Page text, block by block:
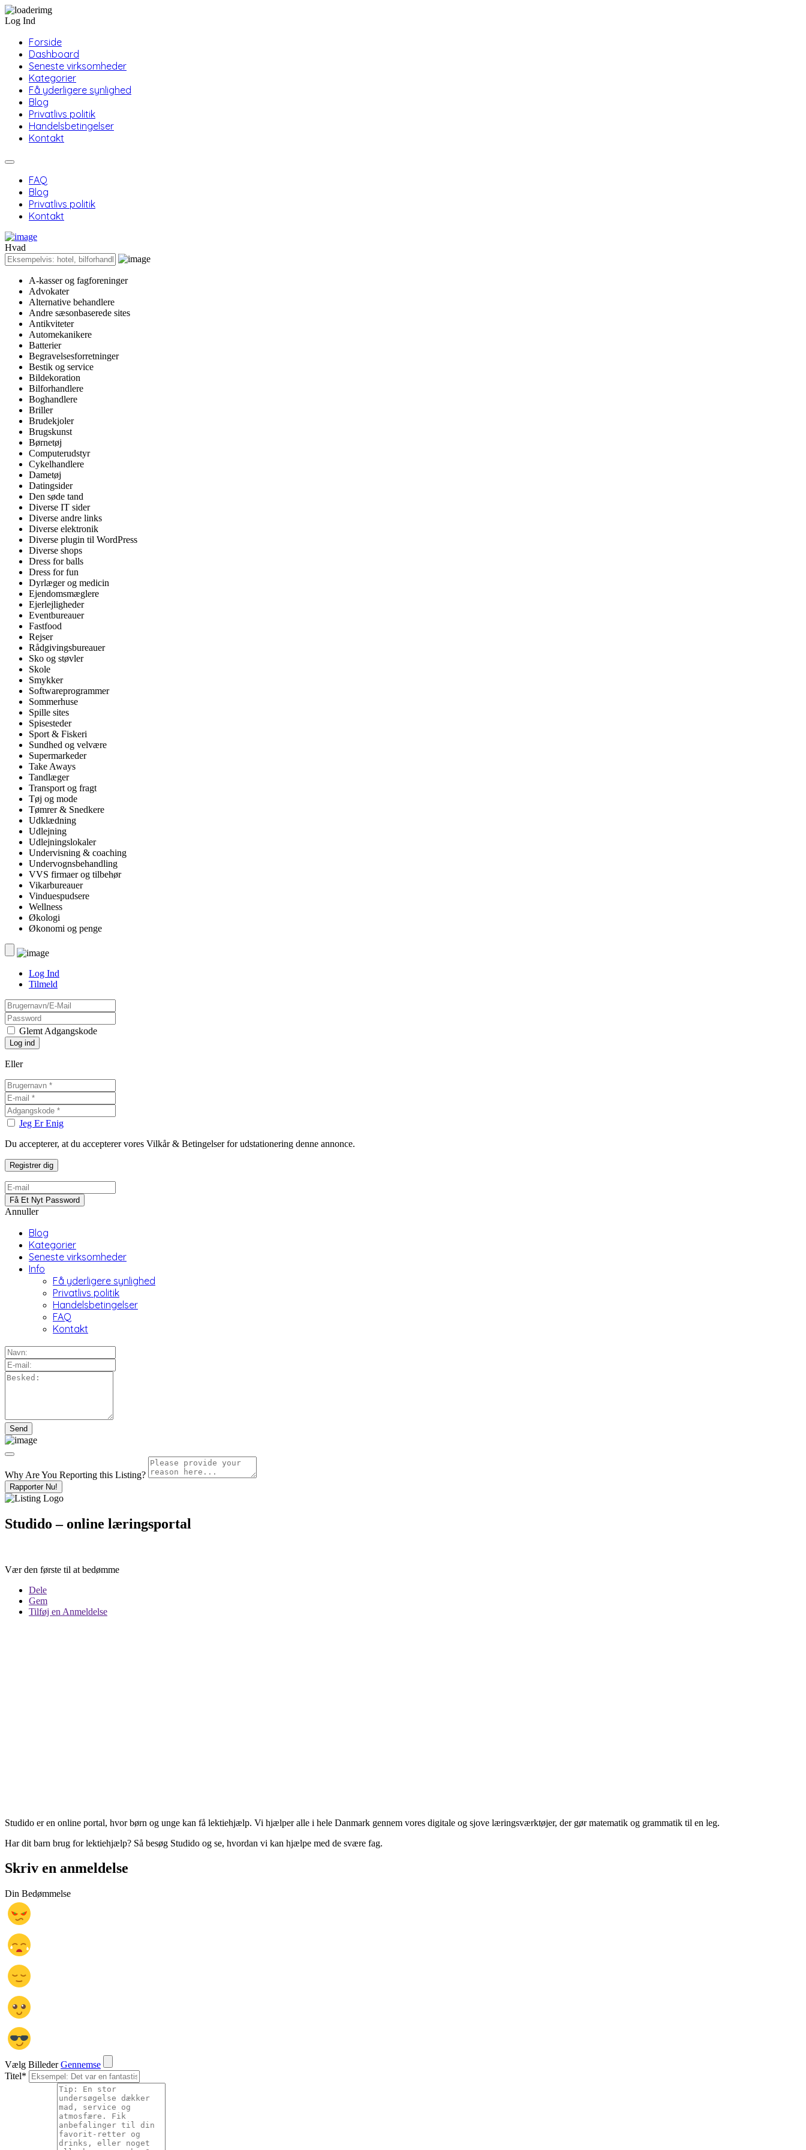
Log Ind
Forside
Dashboard
Seneste virksomheder
Kategorier
Få yderligere synlighed
Blog
Privatlivs politik
Handelsbetingelser
Kontakt
FAQ
Blog
Privatlivs politik
Kontakt
Hvad
A-kasser og fagforeninger
Advokater
Alternative behandlere
Andre sæsonbaserede sites
Antikviteter
Automekanikere
Batterier
Begravelsesforretninger
Bestik og service
Bildekoration
Bilforhandlere
Boghandlere
Briller
Brudekjoler
Brugskunst
Børnetøj
Computerudstyr
Cykelhandlere
Dametøj
Datingsider
Den søde tand
Diverse IT sider
Diverse andre links
Diverse elektronik
Diverse plugin til WordPress
Diverse shops
Dress for balls
Dress for fun
Dyrlæger og medicin
Ejendomsmæglere
Ejerlejligheder
Eventbureauer
Fastfood
Rejser
Rådgivingsbureauer
Sko og støvler
Skole
Smykker
Softwareprogrammer
Sommerhuse
Spille sites
Spisesteder
Sport & Fiskeri
Sundhed og velvære
Supermarkeder
Take Aways
Tandlæger
Transport og fragt
Tøj og mode
Tømrer & Snedkere
Udklædning
Udlejning
Udlejningslokaler
Undervisning & coaching
Undervognsbehandling
VVS firmaer og tilbehør
Vikarbureauer
Vinduespudsere
Wellness
Økologi
Økonomi og penge
Log Ind
Tilmeld
Glemt Adgangskode
Eller
Jeg Er Enig
Du accepterer, at du accepterer vores Vilkår & Betingelser for udstationering denne annonce.
Annuller
Blog
Kategorier
Seneste virksomheder
Info
Få yderligere synlighed
Privatlivs politik
Handelsbetingelser
FAQ
Kontakt
Why Are You Reporting this Listing?
Rapporter Nu!
Studido – online læringsportal
Vær den første til at bedømme
Dele
Gem
Tilføj en Anmeldelse
Studido er en online portal, hvor børn og unge kan få lektiehjælp. Vi hjælper alle i hele Danmark gennem vores digitale og sjove læringsværktøjer, der gør matematik og grammatik til en leg.
Har dit barn brug for lektiehjælp? Så besøg Studido og se, hvordan vi kan hjælpe med de svære fag.
Skriv en anmeldelse
Din Bedømmelse
Vælg Billeder Gennemse
Titel*